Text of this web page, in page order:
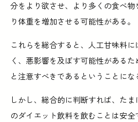
分をより欲させ、より多くの食べ物
り体重を増加させる可能性がある。
これらを総合すると、人工甘味料
く、悪影響を及ぼす可能性がある
と注意すべきであるということにな
しかし、総合的に判断すれば、た
のダイエット飲料を飲むことは安